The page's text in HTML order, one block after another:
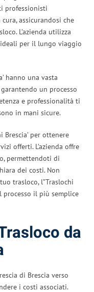
professionisti
assicurandosi che
L’azienda utilizza
per il lungo viaggio
hanno una vasta
un processo
e professionalità ti
in mani sicure.
per ottenere
offerti. L’azienda offre
permettendoti di
dei costi. Non
trasloco, l”Traslochi
processo il più semplice
da
di Brescia verso
i costi associati.